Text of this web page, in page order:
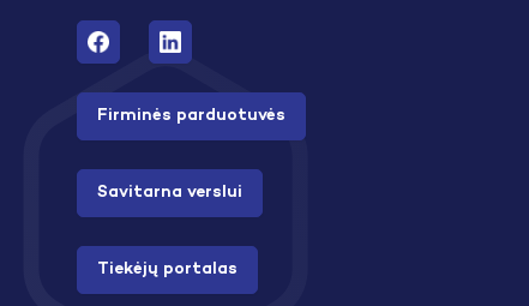
Firminės parduotuvės
Savitarna verslui
Tiekėjų portalas